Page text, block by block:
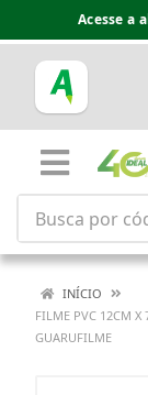
Acesse a
INÍCIO
FILME PVC 12CM
GUARUFILME